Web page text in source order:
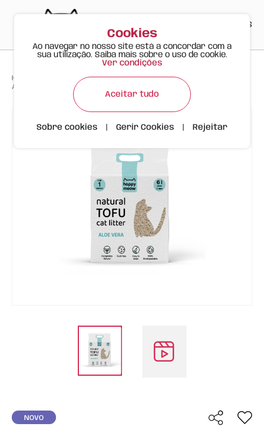
ES
Happy Meow Produtos > Areias >
Areia Tofu Aloe Vera Aglomerante para Gatos - Happy Meow
NOVO
Cookies
Ao navegar no nosso site está a concordar com a
sua utilização. Saiba mais sobre o uso de cookie.
Ver condições
Aceitar tudo
Sobre cookies Gerir Cookies Rejeitar